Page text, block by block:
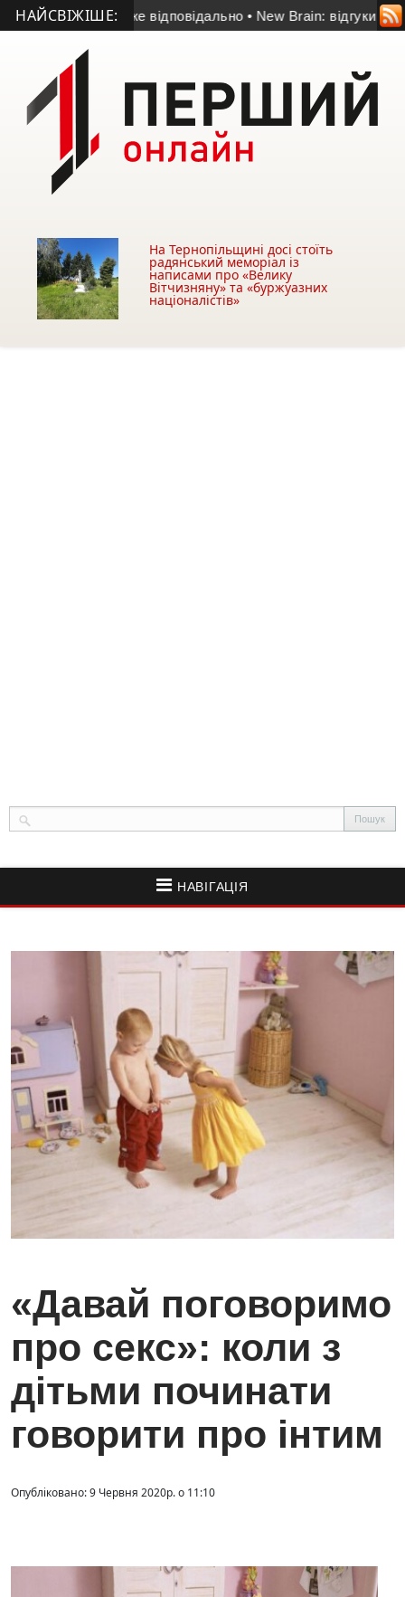
НАЙСВІЖІШЕ:
– це дуже відповідально • New Brain: відгуки студентів
На Тернопільщині досі стоїть
радянський меморіал із
написами про «Велику
Вітчизняну» та «буржуазних
націоналістів»
НАВІГАЦІЯ
«Давай поговоримо
про секс»: коли з
дітьми починати
говорити про інтим
Опубліковано: 9 Червня 2020р. о 11:10